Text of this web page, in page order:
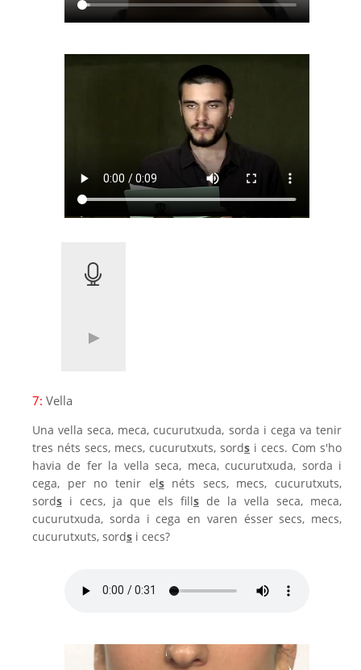
7: Vella
Una vella seca, meca, cucurutxuda, sorda i cega va tenir
tres néts secs, mecs, cucurutxuts, sords i cecs. Com s'ho
havia de fer la vella seca, meca, cucurutxuda, sorda i
cega, per no tenir elsnéts secs, mecs, cucurutxuts,
sords i cecs, ja que els fills de la vella seca, meca,
cucurutxuda, sorda i cega en varen ésser secs, mecs,
cucurutxuts, sords i cecs?